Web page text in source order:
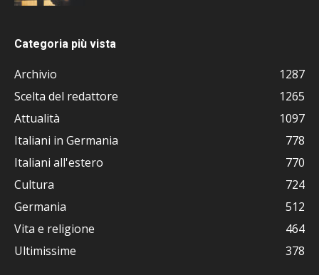
Categoria più vista
Archivio
1287
Scelta del redattore
1265
Attualità
1097
Italiani in Germania
778
Italiani all'estero
770
Cultura
724
Germania
512
Vita e religione
464
Ultimissime
378